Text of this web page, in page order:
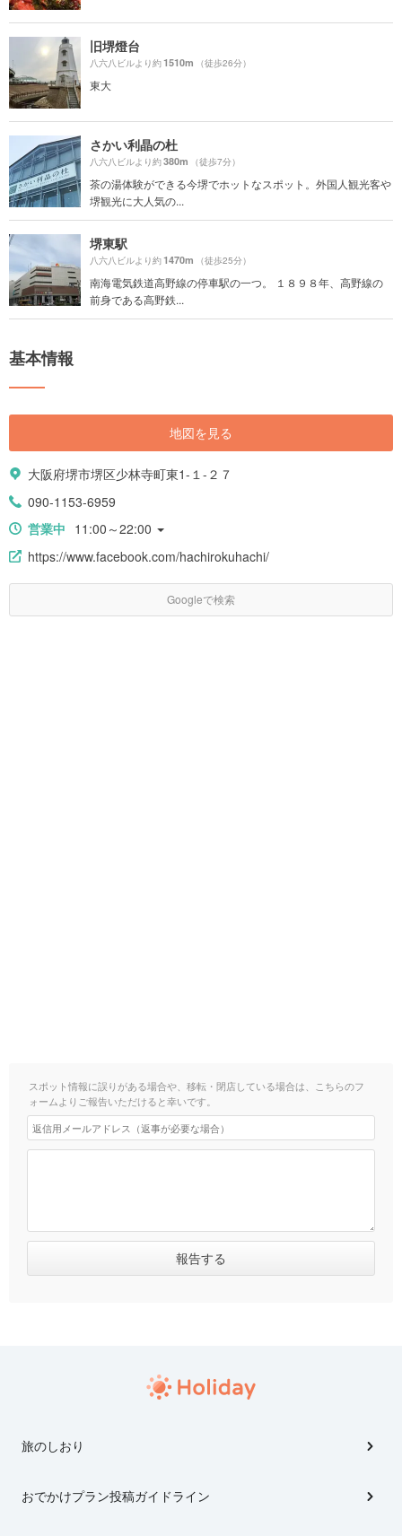
旧堺燈台
八六八ビルより約1510m （徒歩26分）
東大
さかい利晶の杜
八六八ビルより約380m （徒歩7分）
茶の湯体験ができる今堺でホットなスポット。外国人観光客や
堺観光に大人気の...
堺東駅
八六八ビルより約1470m （徒歩25分）
南海電気鉄道高野線の停車駅の一つ。 １８９８年、高野線の
前身である高野鉄...
基本情報
地図を見る
大阪府堺市堺区少林寺町東1-１-２７
090-1153-6959
営業中 11:00～22:00
https://www.facebook.com/hachirokuhachi/
Googleで検索
スポット情報に誤りがある場合や、移転・閉店している場合は、こちらのフ
ォームよりご報告いただけると幸いです。
旅のしおり
おでかけプラン投稿ガイドライン